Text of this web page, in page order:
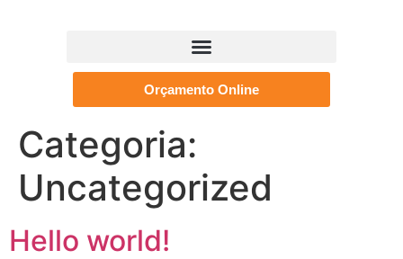
Orçamento Online
Categoria:
Uncategorized
Hello world!